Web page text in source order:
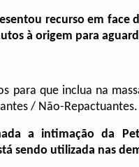
recurso em face
à origem para
para que inclua na
/ Não-Repactuantes.
a intimação da
sendo utilizada nas